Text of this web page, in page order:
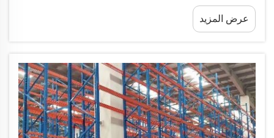
الأهمية. وسيساعدك هذا المورد في تنظيم مساحة
التخزين لديك بشكل أفضل. ويمكن أن تُسهّل أنظمة
الرفوف الجيدة العثور على المواد وضمان سلامتها. شركة
عرض المزيد